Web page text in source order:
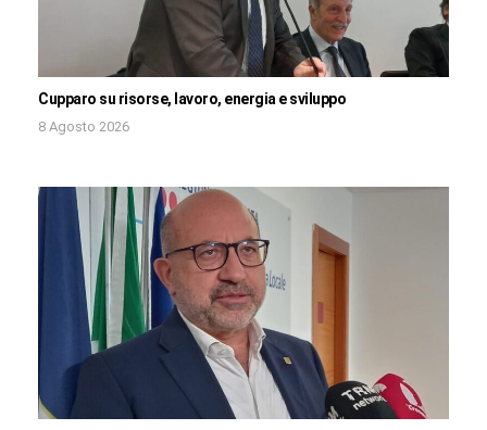
Cupparo su risorse, lavoro, energia e sviluppo
8 Agosto 2026